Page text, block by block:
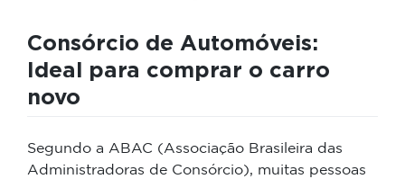
Consórcio de Automóveis:
Ideal para comprar o carro
novo
Segundo a ABAC (Associação Brasileira das
Administradoras de Consórcio), muitas pessoas